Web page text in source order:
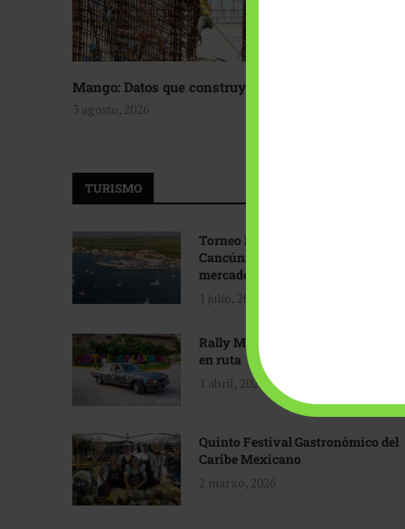
Mango: Datos que construyen confianza
3 agosto, 2026
TURISMO
Torneo Internacional de Pesca
Cancún: Navegando hacia nuevos
mercados
1 julio, 2026
Rally Maya: Herencia automotriz
en ruta
1 abril, 2026
Quinto Festival Gastronómico del
Caribe Mexicano
2 marzo, 2026